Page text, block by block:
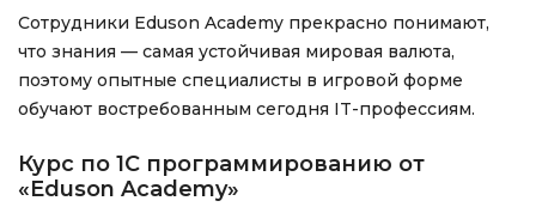
Сотрудники Eduson Academy прекрасно понимают,
что знания — самая устойчивая мировая валюта,
поэтому опытные специалисты в игровой форме
обучают востребованным сегодня IT-профессиям.
Курс по 1С программированию от
«Eduson Academy»